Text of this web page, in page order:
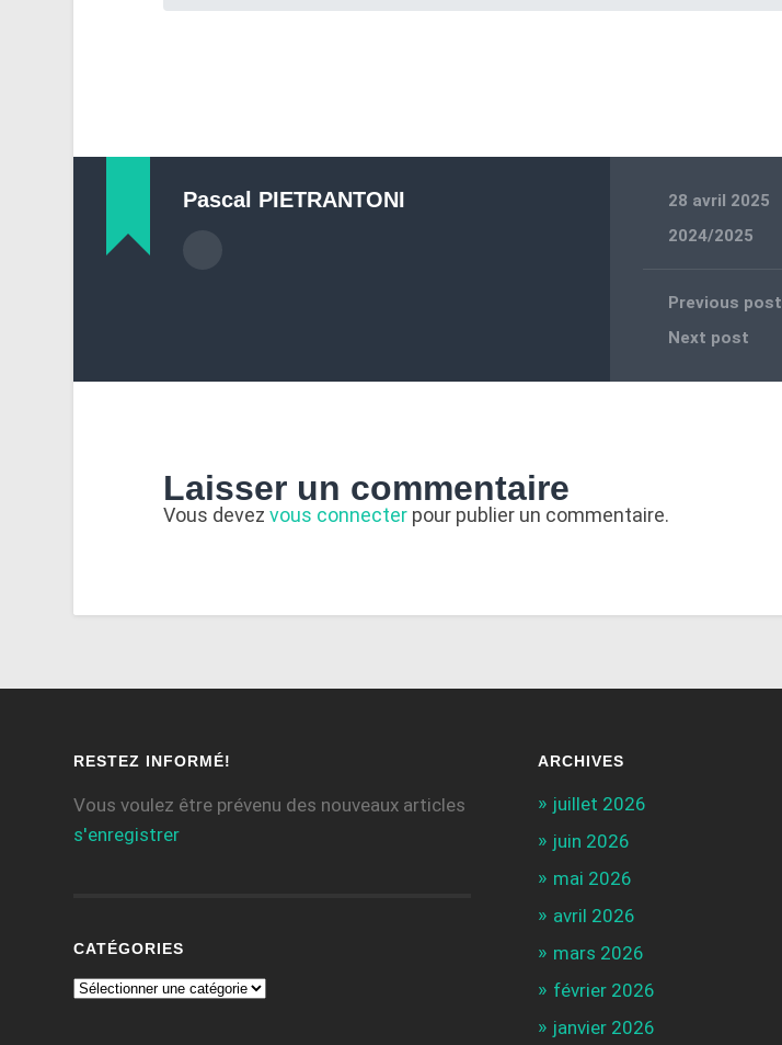
Pascal PIETRANTONI
28 avril 2025
2024/2025
Previous post
Next post
Laisser un commentaire
Vous devez vous connecterpour publier un commentaire.
RESTEZ INFORMÉ!
Vous voulez être prévenu des nouveaux articles
s'enregistrer
CATÉGORIES
ARCHIVES
juillet 2026
juin 2026
mai 2026
avril 2026
mars 2026
février 2026
janvier 2026